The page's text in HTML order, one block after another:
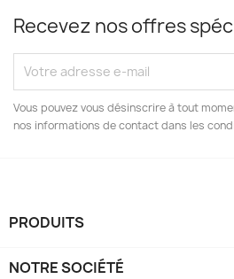
Recevez nos offres
Vous pouvez vous désinscrire à tout
nos informations de contact dans les
PRODUITS
NOTRE SOCIÉTÉ